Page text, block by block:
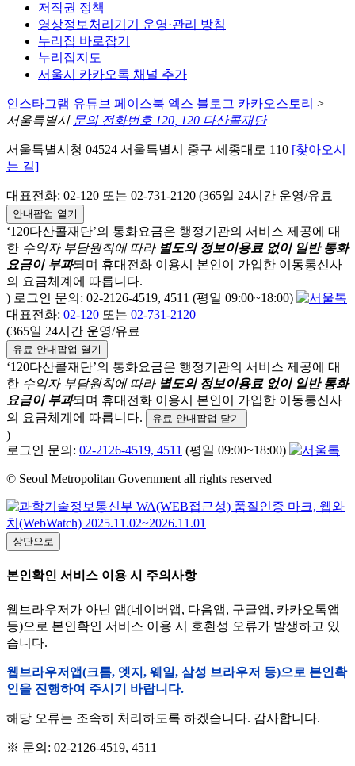
저작권 정책
영상정보처리기기 운영·관리 방침
누리집 바로잡기
누리집지도
서울시 카카오톡 채널 추가
인스타그램 유튜브 페이스북 엑스 블로그 카카오스토리 >
서울특별시 문의 전화번호 120, 120 다산콜재단
서울특별시청 04524 서울특별시 중구 세종대로 110 [찾아오시
는 길]
대표전화: 02-120 또는 02-731-2120 (365일 24시간 운영/유료
안내팝업 열기
‘120다산콜재단’의 통화요금은 행정기관의 서비스 제공에 대
한 수익자 부담원칙에 따라 별도의 정보이용료 없이 일반 통화
요금이 부과되며 휴대전화 이용시 본인이 가입한 이동통신사
의 요금체계에 따릅니다.
) 로그인 문의: 02-2126-4519, 4511 (평일 09:00~18:00)
대표전화: 02-120 또는 02-731-2120
(365일 24시간 운영/유료
유료 안내팝업 열기
‘120다산콜재단’의 통화요금은 행정기관의 서비스 제공에 대
한 수익자 부담원칙에 따라 별도의 정보이용료 없이 일반 통화
요금이 부과되며 휴대전화 이용시 본인이 가입한 이동통신사
의 요금체계에 따릅니다.
유료 안내팝업 닫기
)
로그인 문의: 02-2126-4519, 4511 (평일 09:00~18:00)
© Seoul Metropolitan Government all rights reserved
상단으로
본인확인 서비스 이용 시 주의사항
웹브라우저가 아닌 앱(네이버앱, 다음앱, 구글앱, 카카오톡앱
등)으로 본인확인 서비스 이용 시 호환성 오류가 발생하고 있
습니다.
웹브라우저앱(크롬, 엣지, 웨일, 삼성 브라우저 등)으로 본인확
인을 진행하여 주시기 바랍니다.
해당 오류는 조속히 처리하도록 하겠습니다. 감사합니다.
※ 문의: 02-2126-4519, 4511